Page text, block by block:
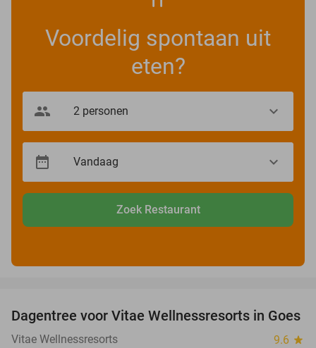
Voordelig spontaan uit
eten?
Zoek Restaurant
49%
Dagentree voor Vitae Wellnessresorts in Goes
Vitae Wellnessresorts 9.6 star